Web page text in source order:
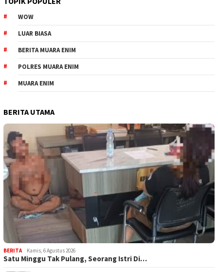
WOW
LUAR BIASA
BERITA MUARA ENIM
POLRES MUARA ENIM
MUARA ENIM
BERITA UTAMA
BERITA Kamis, 6 Agustus 2026
Satu Minggu Tak Pulang, Seorang Istri Di…